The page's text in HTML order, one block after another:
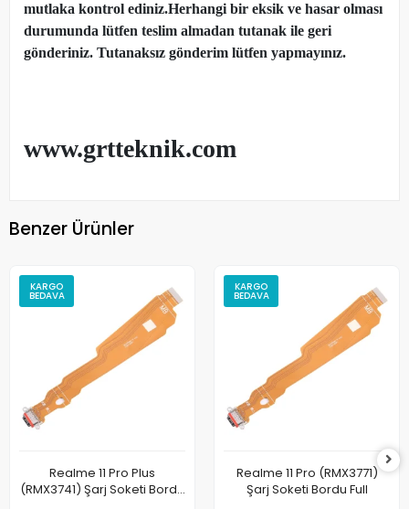
mutlaka kontrol ediniz.Herhangi bir eksik ve hasar olması
durumunda lütfen teslim almadan tutanak ile geri
gönderiniz. Tutanaksız gönderim lütfen yapmayınız.
www.grtteknik.com
Benzer Ürünler
KARGO
BEDAVA
Realme 11 Pro Plus
(RMX3741) Şarj Soketi Bordu
KARGO
BEDAVA
Realme 11 Pro (RMX3771)
Şarj Soketi Bordu Full